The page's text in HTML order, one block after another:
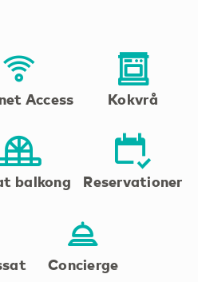
Access Kokvrå
balkong Reservationer
Concierge